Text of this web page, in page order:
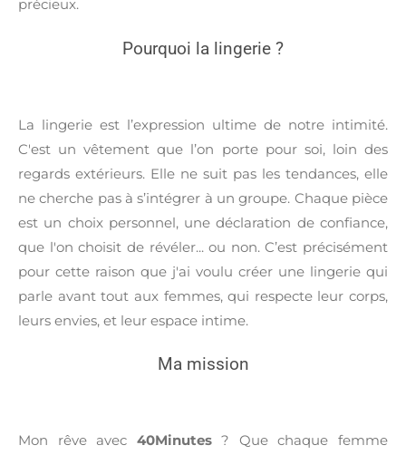
précieux.
Pourquoi la lingerie ?
La lingerie est l’expression ultime de notre intimité.
C'est un vêtement que l’on porte pour soi, loin des
regards extérieurs. Elle ne suit pas les tendances, elle
ne cherche pas à s’intégrer à un groupe. Chaque pièce
est un choix personnel, une déclaration de confiance,
que l'on choisit de révéler... ou non. C’est précisément
pour cette raison que j'ai voulu créer une lingerie qui
parle avant tout aux femmes, qui respecte leur corps,
leurs envies, et leur espace intime.
Ma mission
Mon rêve avec 40Minutes? Que chaque femme